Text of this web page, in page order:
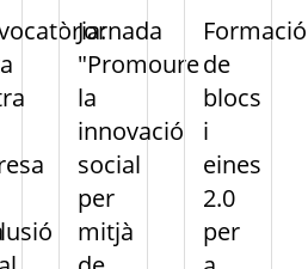
Jornada
"Promoure
la
innovació
social
per
mitjà
Formació
de
blocs
i
eines
2.0
per